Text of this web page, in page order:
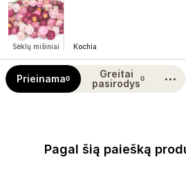
Sėklų mišiniai Kochia
Prieinama0
Greitai
pasirodys0 ⋯
Pagal šią paiešką